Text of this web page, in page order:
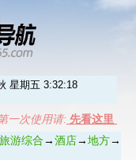
星期五 3:32:18
一次使用请: 先看这里
旅游综合→酒店→地方→